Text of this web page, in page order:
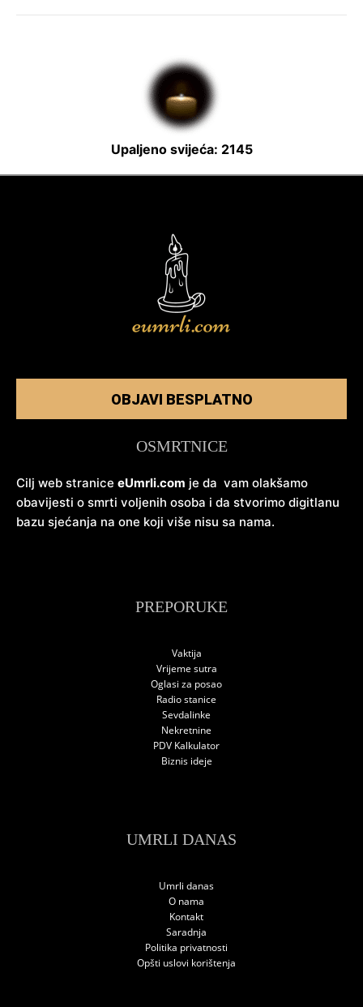
Upaljeno svijeća: 2145
OBJAVI BESPLATNO
OSMRTNICE
Cilj web stranice eUmrli.com je da vam olakšamo
obavijesti o smrti voljenih osoba i da stvorimo digitlanu
bazu sjećanja na one koji više nisu sa nama.
PREPORUKE
Vaktija
Vrijeme sutra
Oglasi za posao
Radio stanice
Sevdalinke
Nekretnine
PDV Kalkulator
Biznis ideje
UMRLI DANAS
Umrli danas
O nama
Kontakt
Saradnja
Politika privatnosti
Opšti uslovi korištenja